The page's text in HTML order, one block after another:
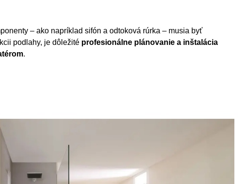
– ako napríklad sifón a odtoková rúrka – musia byť
podlahy, je dôležité profesionálne plánovanie a inštalácia
.